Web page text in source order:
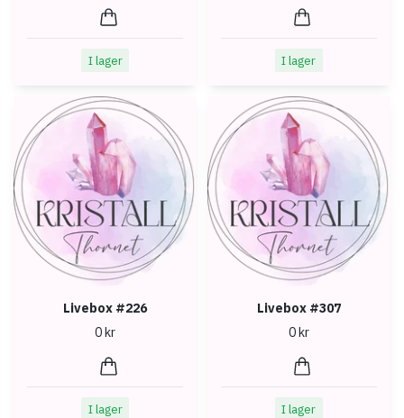
I lager I lager
Livebox #226
0 kr
I lager
Livebox #307
0 kr
I lager